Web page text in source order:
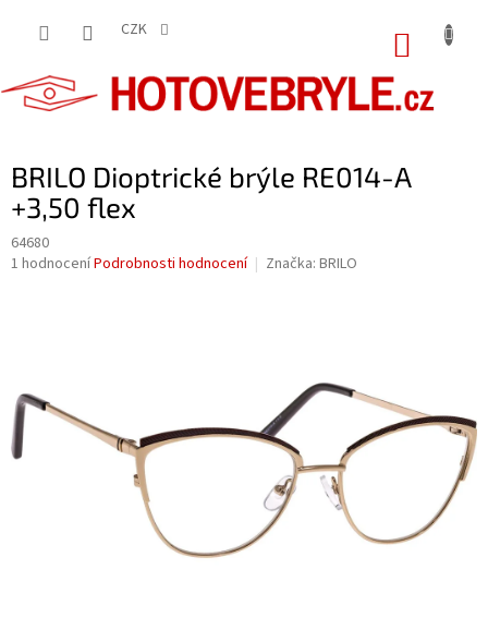
CZK
BRILO Dioptrické brýle RE014-A
+3,50 flex
64680
Průměrné
hvězdiček.
1 hodnoceníPodrobnosti hodnocení Značka: BRILO